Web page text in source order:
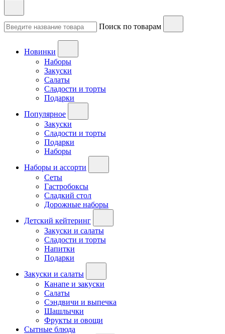
Поиск по товарам
Новинки
Наборы
Закуски
Салаты
Сладости и торты
Подарки
Популярное
Закуски
Сладости и торты
Подарки
Наборы
Наборы и ассорти
Сеты
Гастробоксы
Сладкий стол
Дорожные наборы
Детский кейтеринг
Закуски и салаты
Сладости и торты
Напитки
Подарки
Закуски и салаты
Канапе и закуски
Салаты
Сэндвичи и выпечка
Шашлычки
Фрукты и овощи
Сытные блюда